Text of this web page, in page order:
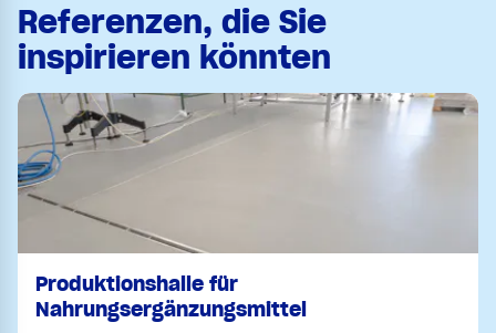
Referenzen, die Sie
inspirieren könnten
Produktionshalle für
Nahrungsergänzungsmittel